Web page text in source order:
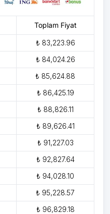
Toplam Fiyat
₺ 83,223.96
₺ 84,024.26
₺ 85,624.88
₺ 86,425.19
₺ 88,826.11
₺ 89,626.41
₺ 91,227.03
₺ 92,827.64
₺ 94,028.10
₺ 95,228.57
₺ 96,829.18